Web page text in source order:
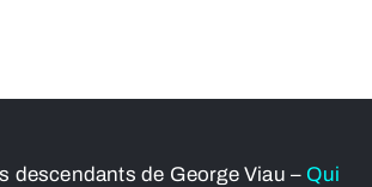
descendants de George Viau – Qui